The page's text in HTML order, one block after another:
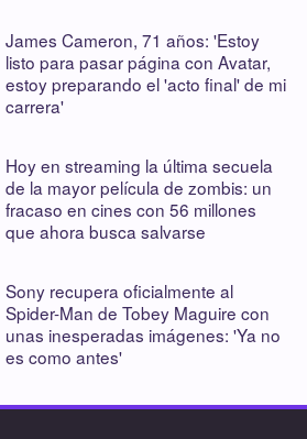
James Cameron, 71 años: 'Estoy
listo para pasar página con Avatar,
estoy preparando el 'acto final' de mi
carrera'
Hoy en streaming la última secuela
de la mayor película de zombis: un
fracaso en cines con 56 millones
que ahora busca salvarse
Sony recupera oficialmente al
Spider-Man de Tobey Maguire con
unas inesperadas imágenes: 'Ya no
es como antes'